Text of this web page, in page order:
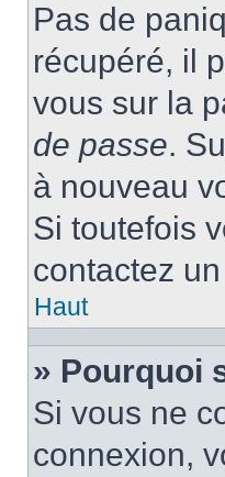
Pas de
récupéré, il
vous sur la
de passe.
à nouveau
Si toutefois
contactez
Haut
» Pourquoi
Si vous ne
connexion,